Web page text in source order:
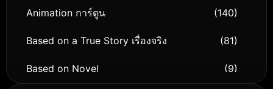
Animation การ์ตูน (140)
Based on a True Story เรื่องจริง (81)
Based on Novel (9)